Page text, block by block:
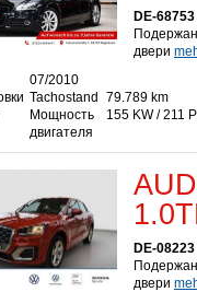
DE-
двери
07/2010
Tachostand 79.789 km
Мощность
двигателя
155 KW / 211
DE-
двери